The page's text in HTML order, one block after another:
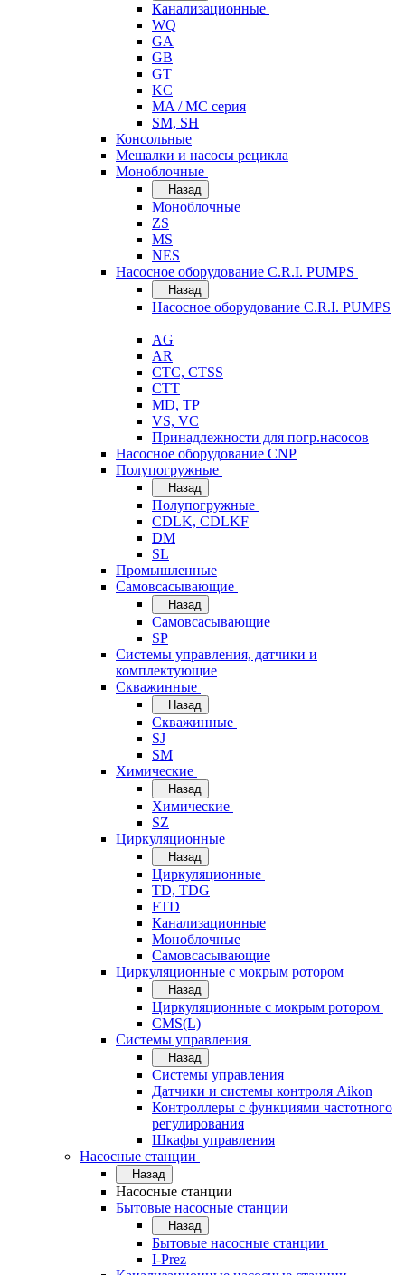
Канализационные
WQ
GA
GB
GT
KC
MA / MC серия
SM, SH
Консольные
Мешалки и насосы рецикла
Моноблочные
Назад
Моноблочные
ZS
MS
NES
Насосное оборудование C.R.I. PUMPS
Назад
Насосное оборудование C.R.I. PUMPS
AG
AR
CTC, CTSS
CTT
MD, TP
VS, VC
Принадлежности для погр.насосов
Насосное оборудование CNP
Полупогружные
Назад
Полупогружные
CDLK, CDLKF
DM
SL
Промышленные
Самовсасывающие
Назад
Самовсасывающие
SP
Системы управления, датчики и
комплектующие
Скважинные
Назад
Скважинные
SJ
SM
Химические
Назад
Химические
SZ
Циркуляционные
Назад
Циркуляционные
TD, TDG
FTD
Канализационные
Моноблочные
Самовсасывающие
Циркуляционные с мокрым ротором
Назад
Циркуляционные с мокрым ротором
CMS(L)
Системы управления
Назад
Системы управления
Датчики и системы контроля Aikon
Контроллеры с функциями частотного
регулирования
Шкафы управления
Насосные станции
Назад
Насосные станции
Бытовые насосные станции
Назад
Бытовые насосные станции
I-Prez